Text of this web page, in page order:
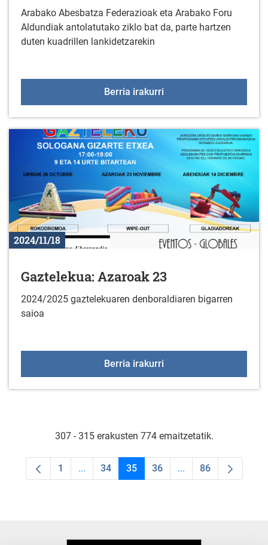
Arabako Abesbatza Federazioak eta Arabako Foru
Aldundiak antolatutako ziklo bat da, parte hartzen
duten kuadrillen lankidetzarekin
Berria irakurri
2024/11/18
Gaztelekua: Azaroak 23
2024/2025 gaztelekuaren denboraldiaren bigarren
saioa
Berria irakurri
307 - 315 erakusten 774 emaitzetatik.
Orrialdea
1 ...Intermediate Pages Use TAB to navigate.
Orrialdea
34 Orrialdea
35 Orrialdea
36 ...Intermediate Pages
Orrialdea
86